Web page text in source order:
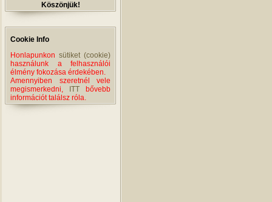
Köszönjük!
Cookie Info
Honlapunkon sütiket (cookie)
használunk a felhasználói
élmény fokozása érdekében.
Amennyiben szeretnél vele
megismerkedni,
ITT bővebb
információt találsz róla.